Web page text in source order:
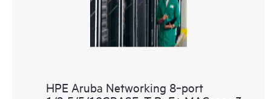
HPE Aruba Networking 8‑port